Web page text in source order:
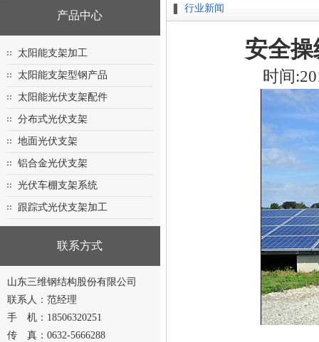
产品中心
太阳能支架加工
太阳能支架型钢产品
太阳能光伏支架配件
分布式光伏支架
地面光伏支架
铝合金光伏支架
光伏车棚支架系统
跟踪式光伏支架加工
联系方式
山东三维钢结构股份有限公司
联系人：范经理
手 机：18506320251
传 真：0632-5666288
行业新闻
安全
时间